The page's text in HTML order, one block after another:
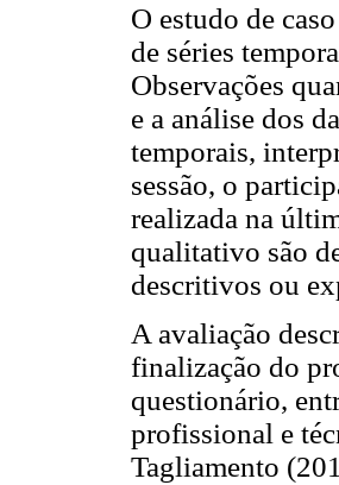
O estudo de
de séries
Observações
e a análise dos
temporais,
sessão, o
realizada na
qualitativo são
descritivos ou
A avaliação
finalização do
questionário,
profissional e
Tagliamento